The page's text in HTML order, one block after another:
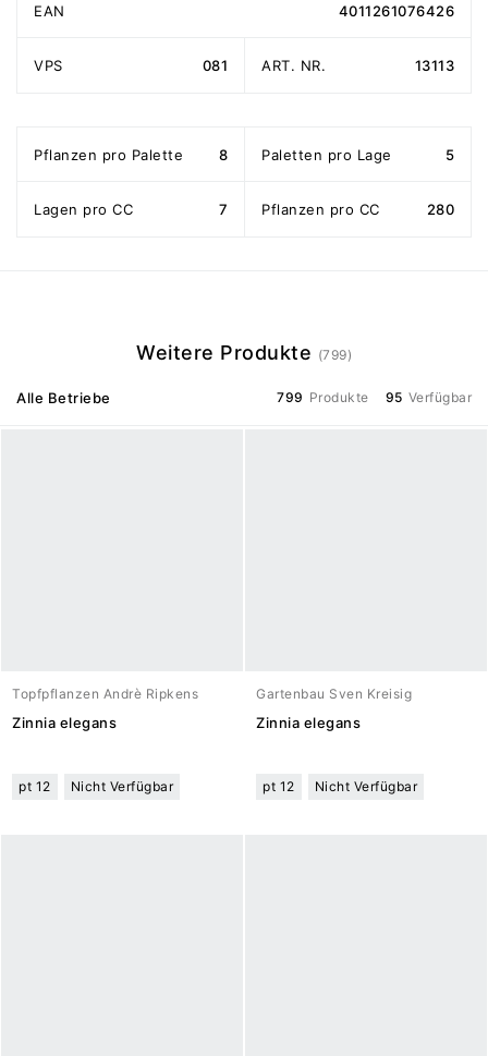
EAN 4011261076426
VPS 081 ART. NR. 13113
Pflanzen pro Palette 8 Paletten pro Lage 5
Lagen pro CC 7 Pflanzen pro CC 280
Weitere Produkte (799)
Alle Betriebe 799 Produkte 95 Verfügbar
Topfpflanzen Andrè Ripkens
Zinnia elegans
pt 12 Nicht Verfügbar
Gartenbau Sven Kreisig
Zinnia elegans
pt 12 Nicht Verfügbar